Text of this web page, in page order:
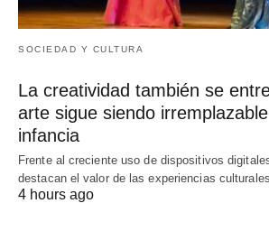
SOCIEDAD Y CULTURA
La creatividad también se
arte sigue siendo
infancia
Frente al creciente uso de dispositivos
destacan el valor de las experiencias
4 hours ago